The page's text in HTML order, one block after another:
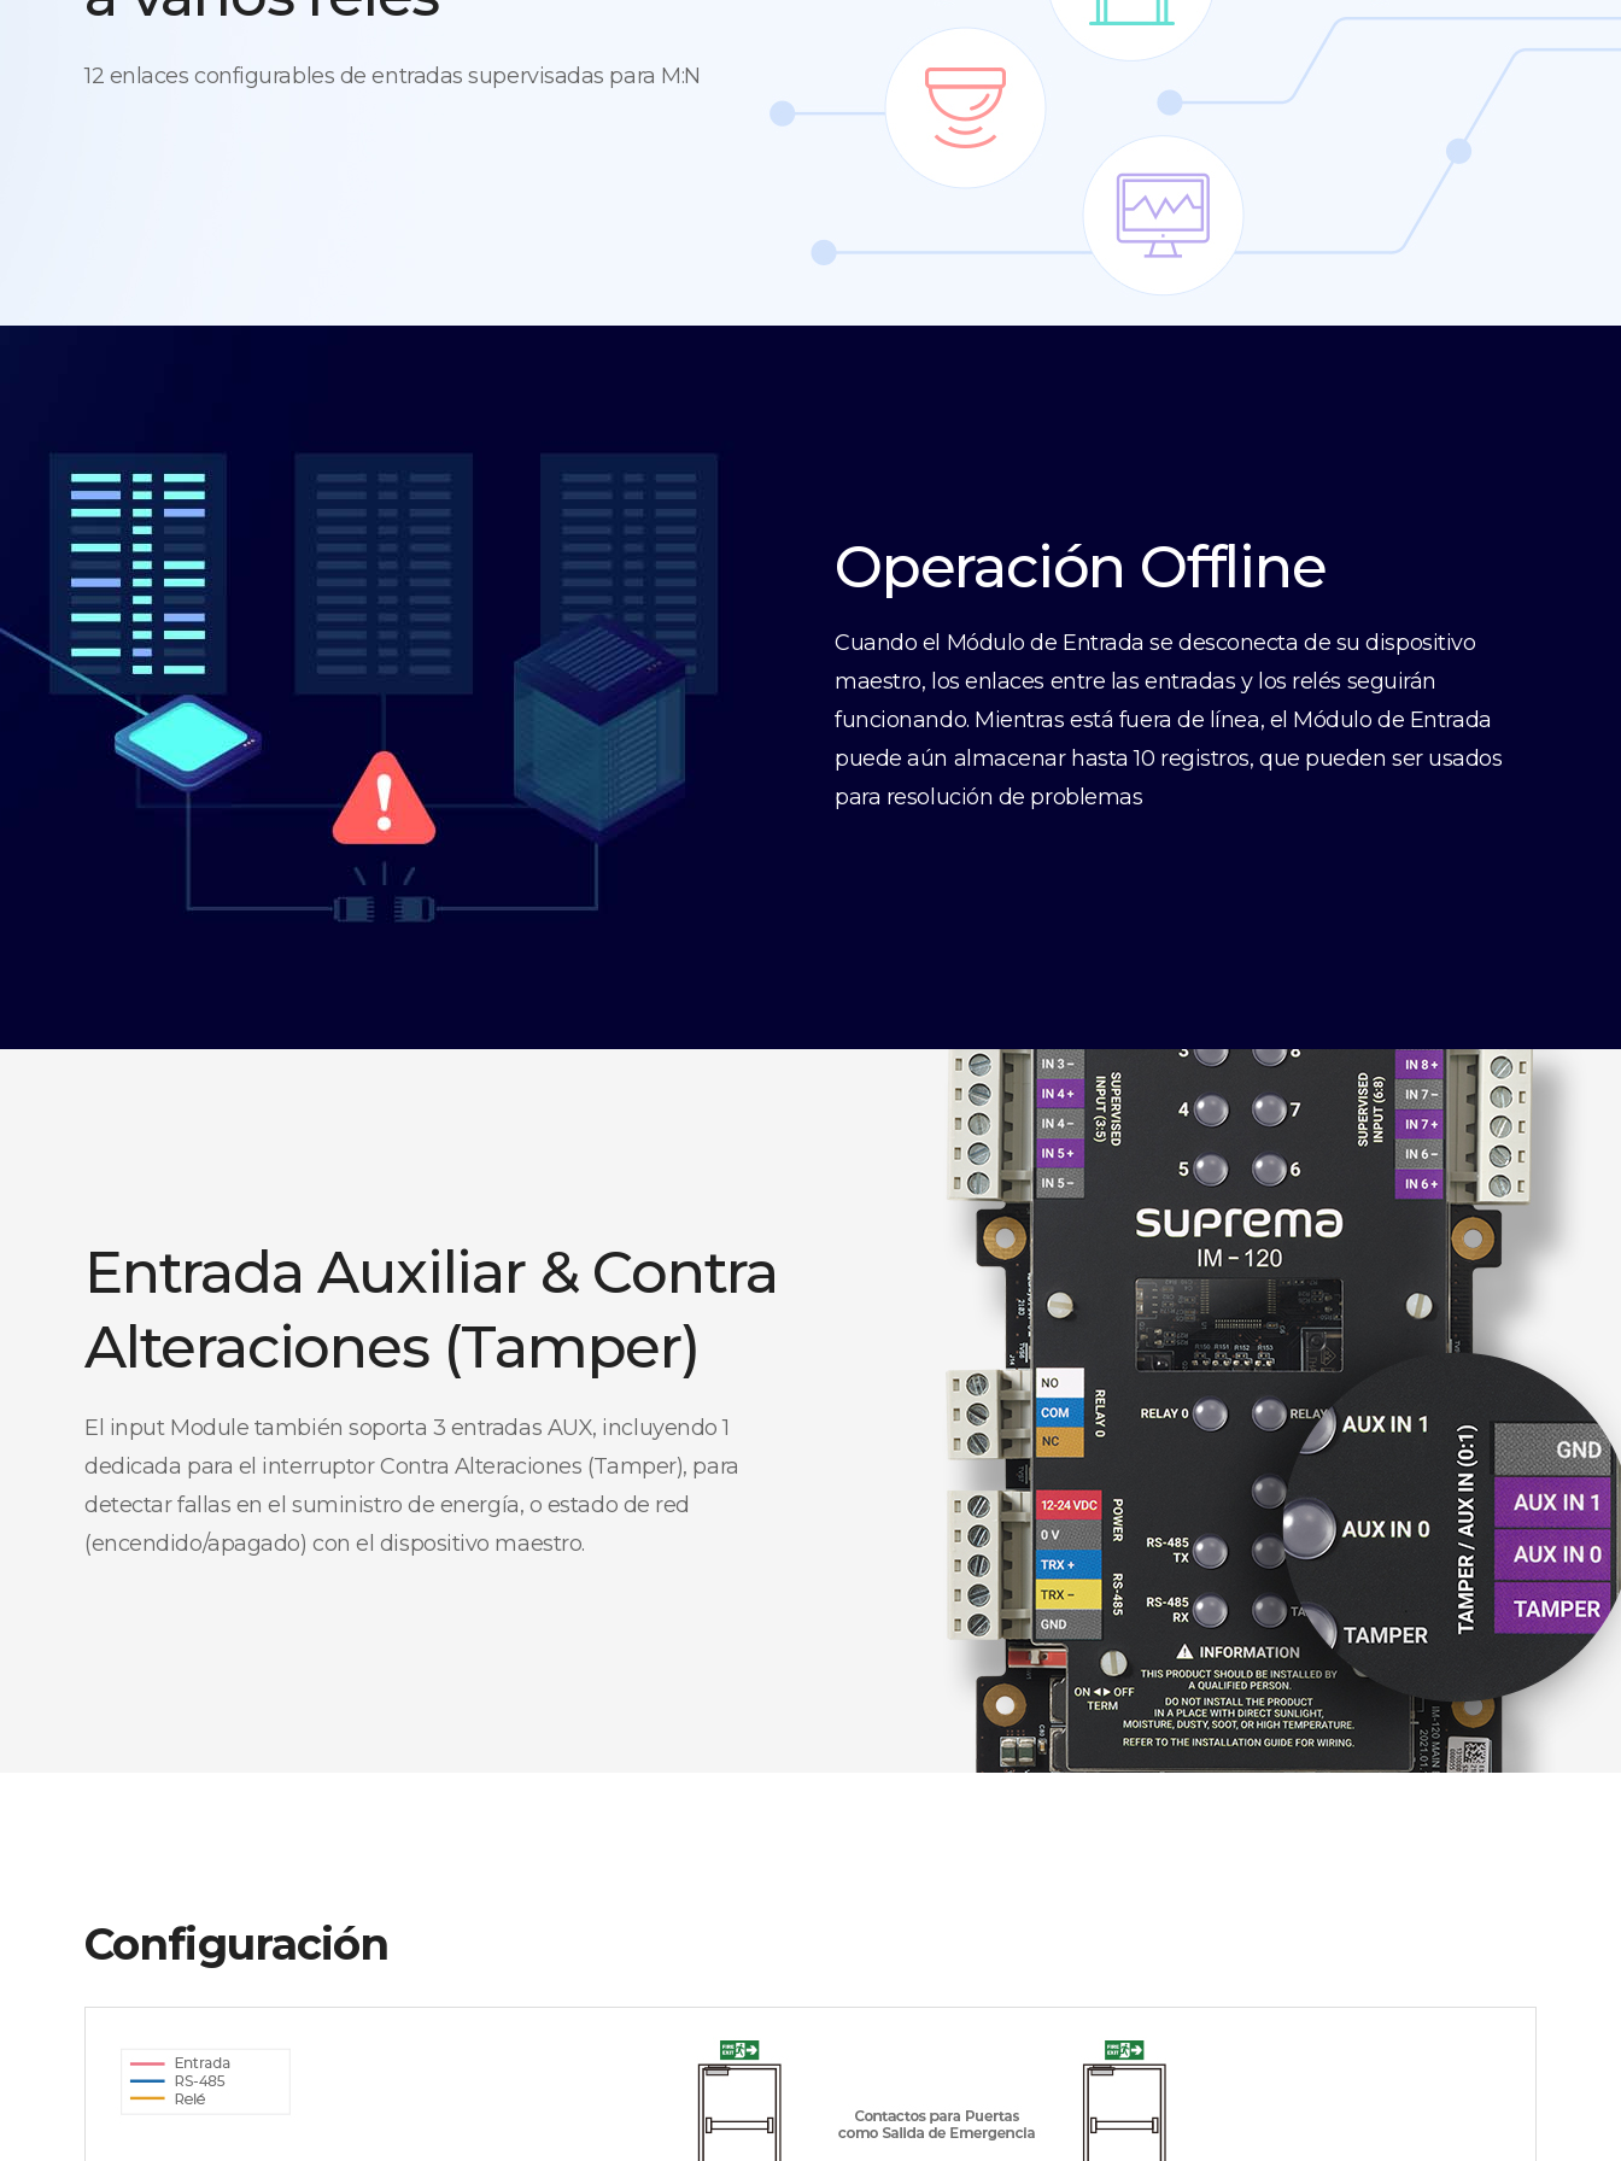
12 enlaces configurables de entradas supervisadas para M:N
Operación Offline
Cuando el Módulo de Entrada se desconecta de su dispositivo
maestro, los enlaces entre las entradas y los relés seguirán
funcionando. Mientras está fuera de línea, el Módulo de Entrada
puede aún almacenar hasta 10 registros, que pueden ser usados
para resolución de problemas
Entrada Auxiliar & Contra
Alteraciones (Tamper)
El input Module también soporta 3 entradas AUX, incluyendo 1
dedicada para el interruptor Contra Alteraciones (Tamper), para
detectar fallas en el suministro de energía, o estado de red
(encendido/apagado) con el dispositivo maestro.
Configuración